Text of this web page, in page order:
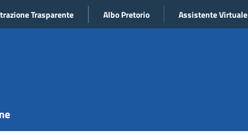
Trasparente Albo Pretorio Assistente Virtuale